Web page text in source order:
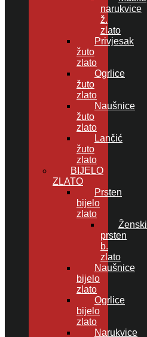
narukvice
ž.
zlato
Privjesak
žuto
zlato
Ogrlice
žuto
zlato
Naušnice
žuto
zlato
Lančić
žuto
zlato
BIJELO
ZLATO
Prsten
bijelo
zlato
Ženski
prsten
b.
zlato
Naušnice
bijelo
zlato
Ogrlice
bijelo
zlato
Narukvice